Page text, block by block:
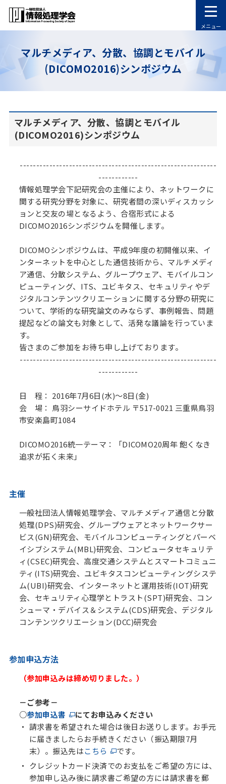
メニュー
マルチメディア、分散、協調とモバイル
(DICOMO2016)シンポジウム
マルチメディア、分散、協調とモバイル
(DICOMO2016)シンポジウム
------------------------------------------------------------
------------
情報処理学会下記研究会の主催により、ネットワークに
関する研究分野を対象に、研究者間の深いディスカッシ
ョンと交友の場となるよう、合宿形式による
DICOMO2016シンポジウムを開催します。
DICOMOシンポジウムは、平成9年度の初開催以来、イ
ンターネットを中心とした通信技術から、マルチメディ
ア通信、分散システム、グループウェア、モバイルコン
ピューティング、ITS、ユビキタス、セキュリティやデ
ジタルコンテンツクリエーションに関する分野の研究に
ついて、学術的な研究論文のみならず、事例報告、問題
提起などの論文も対象として、活発な議論を行っていま
す。
皆さまのご参加をお待ち申し上げております。
------------------------------------------------------------
------------
日 程： 2016年7月6日(水)～8日(金)
会 場： 鳥羽シーサイドホテル 〒517-0021 三重県鳥羽
市安楽島町1084
DICOMO2016統一テーマ：「DICOMO20周年 飽くなき
追求が拓く未来」
主催
一般社団法人情報処理学会、マルチメディア通信と分散
処理(DPS)研究会、グループウェアとネットワークサー
ビス(GN)研究会、モバイルコンピューティングとパーベ
イシブシステム(MBL)研究会、コンピュータセキュリテ
ィ(CSEC)研究会、高度交通システムとスマートコミュニ
ティ(ITS)研究会、ユビキタスコンピューティングシステ
ム(UBI)研究会、インターネットと運用技術(IOT)研究
会、セキュリティ心理学とトラスト(SPT)研究会、コン
シューマ・デバイス＆システム(CDS)研究会、デジタル
コンテンツクリエーション(DCC)研究会
参加申込方法
（参加申込みは締め切りました。）
－ご参考－
○参加申込書
にてお申込みください
請求書を希望された場合は後日お送りします。お手元
に届きましたらお手続きください（振込期限7月
末）。振込先はこちら
です。
クレジットカード決済でのお支払をご希望の方には、
参加申し込み後に請求書ご希望の方には請求書を郵